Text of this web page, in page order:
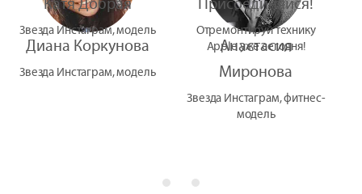
Диана Коркунова
Звезда Инстаграм, модель
Анастасия
Миронова
Звезда Инстаграм, фитнес-
модель
Катя Добрая
Звезда Инстаграм, модель
Присоединяйся!
Отремонтируй технику
Apple уже сегодня!